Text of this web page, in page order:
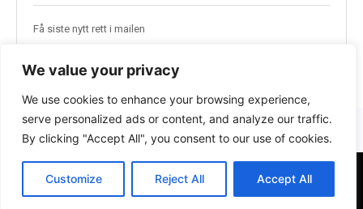
We value your privacy
We use cookies to enhance your browsing experience,
serve personalized ads or content, and analyze our traffic.
By clicking "Accept All", you consent to our use of cookies.
Customize Reject All Accept All
Få siste nytt rett i mailen